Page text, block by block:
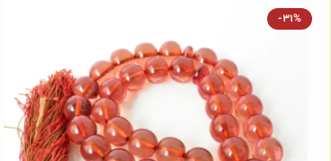
-31%